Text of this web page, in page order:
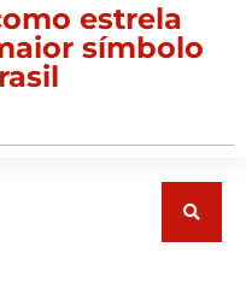
estrela
símbolo